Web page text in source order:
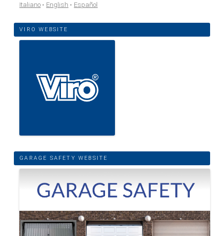
Italiano English Español
VIRO WEBSITE
GARAGE SAFETY WEBSITE